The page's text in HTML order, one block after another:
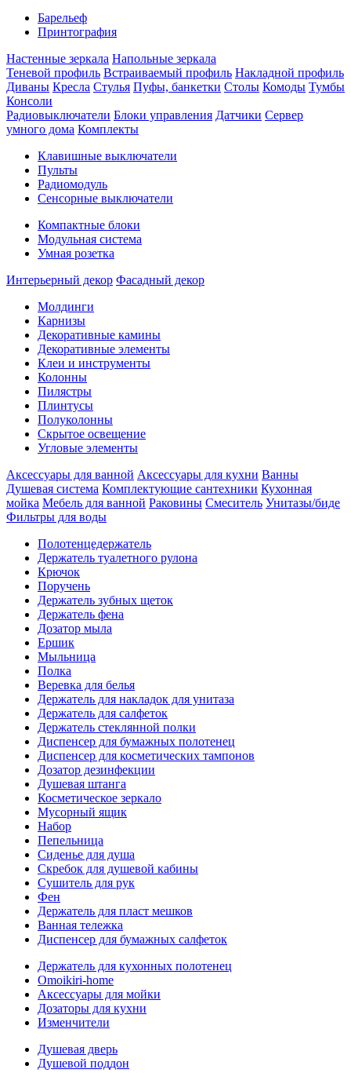
Барельеф
Принтография
Настенные зеркала Напольные зеркала
Теневой профиль Встраиваемый профиль Накладной профиль
Диваны Кресла Стулья Пуфы, банкетки Столы Комоды Тумбы
Консоли
Радиовыключатели Блоки управления Датчики Сервер
умного дома Комплекты
Клавишные выключатели
Пульты
Радиомодуль
Сенсорные выключатели
Компактные блоки
Модульная система
Умная розетка
Интерьерный декор Фасадный декор
Молдинги
Карнизы
Декоративные камины
Декоративные элементы
Клеи и инструменты
Колонны
Пилястры
Плинтусы
Полуколонны
Скрытое освещение
Угловые элементы
Аксессуары для ванной Аксессуары для кухни Ванны
Душевая система Комплектующие сантехники Кухонная
мойка Мебель для ванной Раковины Смеситель Унитазы/биде
Фильтры для воды
Полотенцедержатель
Держатель туалетного рулона
Крючок
Поручень
Держатель зубных щеток
Держатель фена
Дозатор мыла
Eршик
Мыльница
Полка
Веревка для белья
Держатель для накладок для унитаза
Держатель для салфеток
Держатель стеклянной полки
Диспенсер для бумажных полотенец
Диспенсер для косметических тампонов
Дозатор дезинфекции
Душевая штанга
Косметическое зеркало
Мусорный ящик
Набор
Пепельница
Сиденье для душа
Скребок для душевой кабины
Сушитель для рук
Фен
Держатель для пласт мешков
Ванная тележка
Диспенсер для бумажных салфеток
Держатель для кухонных полотенец
Omoikiri-home
Аксессуары для мойки
Дозаторы для кухни
Изменчители
Душевая дверь
Душевой поддон